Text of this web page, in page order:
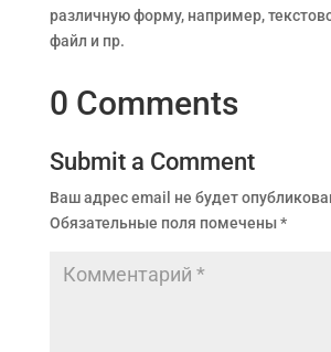
различную форму, например,
файл и пр.
0 Comments
Submit a Comment
Ваш адрес email не будет
Обязательные поля помечены*